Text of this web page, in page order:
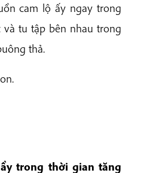
cam lộ ấy ngay trong
tu tập bên nhau trong
thả.
trong thời gian tăng